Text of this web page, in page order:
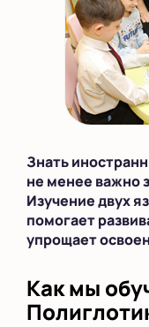
Знать
не менее важно
Изучение двух
помогает
упрощает
Как мы